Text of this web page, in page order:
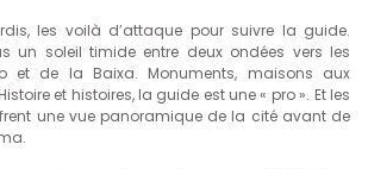
les voilà d’attaque pour suivre la guide.
un soleil timide entre deux ondées vers les
et de la Baixa. Monuments, maisons aux
et histoires, la guide est une « pro ». Et les
une vue panoramique de la cité avant de